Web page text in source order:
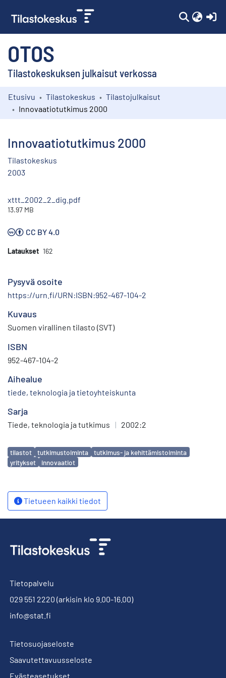
OTOS
Tilastokeskuksen julkaisut verkossa
Kokoelmat
Etusivu Tilastokeskus
Tilastojulkaisut
Innovaatiotutkimus 2000
Innovaatiotutkimus 2000
Tilastokeskus
2003
xttt_2002_2_dig.pdf
13.97 MB
CC BY 4.0
Lataukset 162
Pysyvä osoite
https://urn.fi/URN:ISBN:952-467-104-2
Kuvaus
Suomen virallinen tilasto (SVT)
ISBN
952-467-104-2
Aihealue
tiede, teknologia ja tietoyhteiskunta
Sarja
Tiede, teknologia ja tutkimus | 2002:2
Avainsanat
tilastot tutkimustoiminta
tutkimus- ja kehittämistoiminta
yritykset
innovaatiot
Tietueen kaikki tiedot
Tietopalvelu
029 551 2220 (arkisin klo 9.00-16.00)
info@stat.fi
Tietosuojaseloste
Saavutettavuusseloste
Evästeasetukset